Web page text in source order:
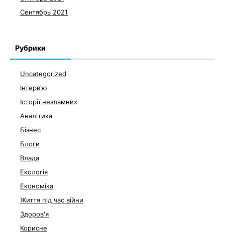
Сентябрь 2021
Рубрики
Uncategorized
Інтерв'ю
Історії незламних
Аналітика
Бізнес
Блоги
Влада
Екологія
Економіка
Життя під час війни
Здоров'я
Корисне